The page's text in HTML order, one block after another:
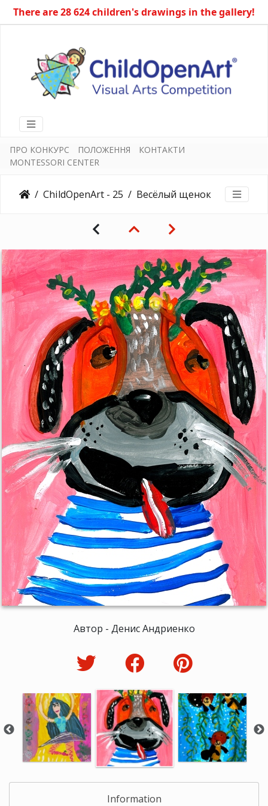
There are 28 624 children's drawings in the gallery!
ПРО КОНКУРС ПОЛОЖЕННЯ
КОНТАКТИ
MONTESSORI CENTER
ChildOpenArt - 25 Весёлый щенок
Автор - Денис Андриенко
Information